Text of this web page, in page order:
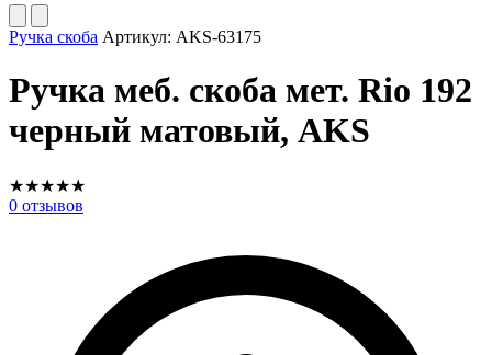
Ручка скоба Артикул: AKS-63175
Ручка меб. скоба мет. Rio 192
черный матовый, AKS
★★★★★
0 отзывов